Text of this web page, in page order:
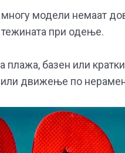
модели немаат
тежината при одење.
плажа, базен или
движење по